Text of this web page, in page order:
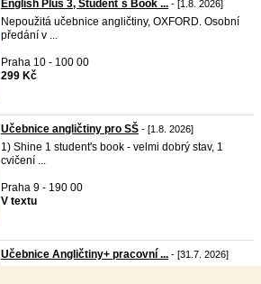
English Plus 3, Student´s Book ... - [1.8. 2026]
Nepoužitá učebnice angličtiny, OXFORD. Osobní
předání v ...
Praha 10 - 100 00
299 Kč
Učebnice angličtiny pro SŠ - [1.8. 2026]
1) Shine 1 student's book - velmi dobrý stav, 1
cvičení ...
Praha 9 - 190 00
V textu
Učebnice Angličtiny+ pracovní ... - [31.7. 2026]